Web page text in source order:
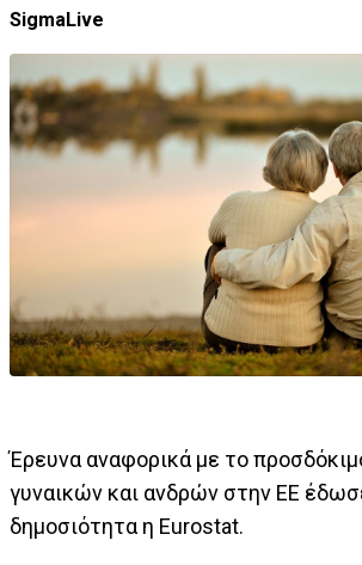
SigmaLive
Έρευνα αναφορικά με το
γυναικών και ανδρών στην ΕΕ
δημοσιότητα η Eurostat.